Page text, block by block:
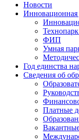
Новости
Инновационная
ФИП
Умная
Год единства
Сведения об
Платные